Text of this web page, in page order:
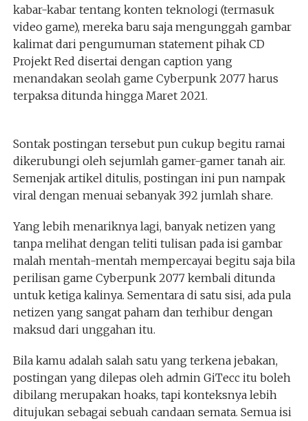
kabar-kabar tentang konten teknologi (termasuk
video game), mereka baru saja mengunggah gambar
kalimat dari pengumuman statement pihak CD
Projekt Red disertai dengan caption yang
menandakan seolah game Cyberpunk 2077 harus
terpaksa ditunda hingga Maret 2021.
Sontak postingan tersebut pun cukup begitu ramai
dikerubungi oleh sejumlah gamer-gamer tanah air.
Semenjak artikel ditulis, postingan ini pun nampak
viral dengan menuai sebanyak 392 jumlah share.
Yang lebih menariknya lagi, banyak netizen yang
tanpa melihat dengan teliti tulisan pada isi gambar
malah mentah-mentah mempercayai begitu saja bila
perilisan game Cyberpunk 2077 kembali ditunda
untuk ketiga kalinya. Sementara di satu sisi, ada pula
netizen yang sangat paham dan terhibur dengan
maksud dari unggahan itu.
Bila kamu adalah salah satu yang terkena jebakan,
postingan yang dilepas oleh admin GiTecc itu boleh
dibilang merupakan hoaks, tapi konteksnya lebih
ditujukan sebagai sebuah candaan semata. Semua isi